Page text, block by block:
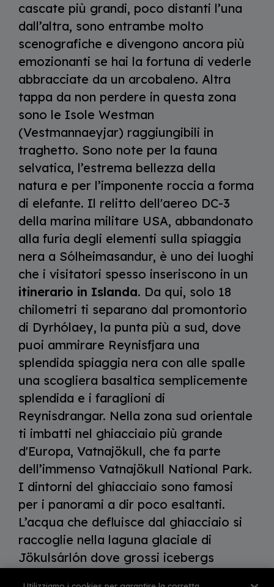
cascate più grandi, poco distanti l’una
dall’altra, sono entrambe molto
scenografiche e divengono ancora più
emozionanti se hai la fortuna di vederle
abbracciate da un arcobaleno. Altra
tappa da non perdere in questa zona
sono le Isole Westman
(Vestmannaeyjar) raggiungibili in
traghetto. Sono note per la fauna
selvatica, l’estrema bellezza della
natura e per l’imponente roccia a forma
di elefante. Il relitto dell'aereo DC-3
della marina militare USA, abbandonato
alla furia degli elementi sulla spiaggia
nera a Sólheimasandur, è uno dei luoghi
che i visitatori spesso inseriscono in un
itinerario in Islanda. Da qui, solo 18
chilometri ti separano dal promontorio
di Dyrhólaey, la punta più a sud, dove
puoi ammirare Reynisfjara una
splendida spiaggia nera con alle spalle
una scogliera basaltica semplicemente
splendida e i faraglioni di
Reynisdrangar. Nella zona sud orientale
ti imbatti nel ghiacciaio più grande
d'Europa, Vatnajökull, che fa parte
dell’immenso Vatnajökull National Park.
I dintorni del ghiacciaio sono famosi
per i panorami a dir poco esaltanti.
L’acqua che defluisce dal ghiacciaio si
raccoglie nella laguna glaciale di
Jökulsárlón dove grossi icebergs